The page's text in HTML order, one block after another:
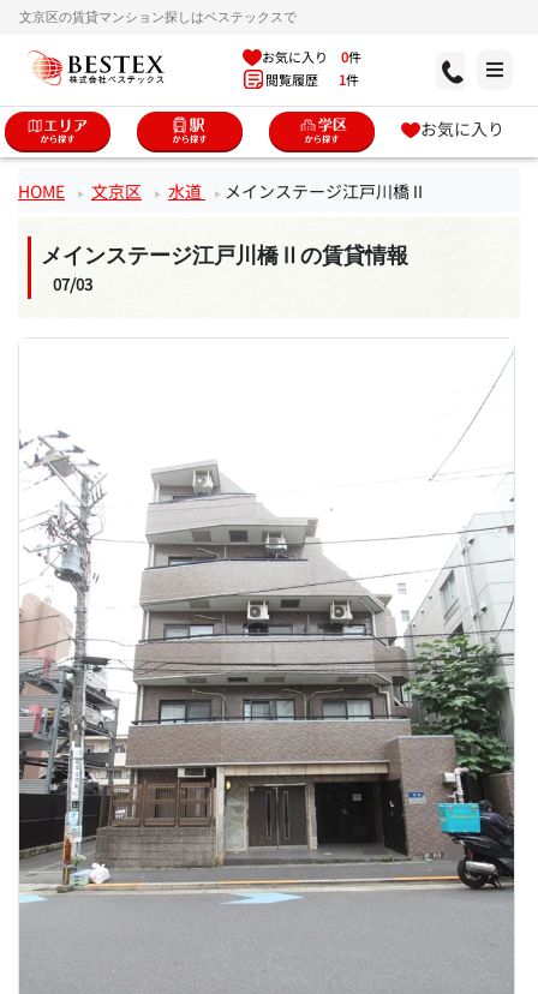
文京区の賃貸マンション探しはベステックスで
お気に入り 0件
閲覧履歴 1件
お気に入り
HOME 文京区 水道 メインステージ江戸川橋Ⅱ
メインステージ江戸川橋Ⅱの賃貸情報
07/03